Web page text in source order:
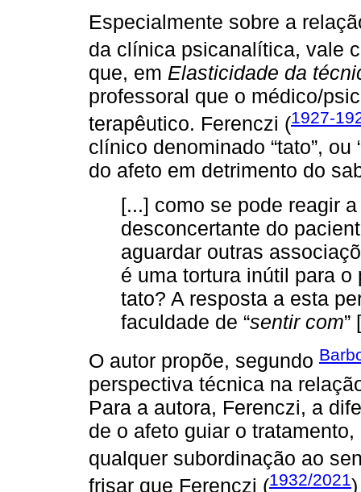
Especialmente sobre a
da clínica psicanalítica, vale
que, em Elasticidade da
professoral que o médico/
terapêutico. Ferenczi (1927-
clínico denominado “tato”,
do afeto em detrimento do
[...] como se pode reagir
desconcertante do
aguardar outras
é uma tortura inútil para
tato? A resposta a esta
faculdade de “sentir com” [
O autor propõe, segundo
perspectiva técnica na
Para a autora, Ferenczi, a
de o afeto guiar o
qualquer subordinação ao
frisar que Ferenczi (1932/2021